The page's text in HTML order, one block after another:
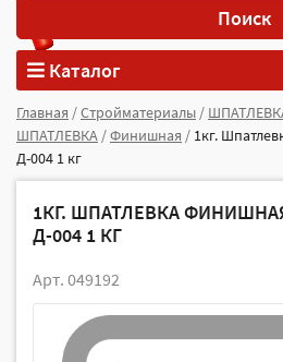
Поиск
Каталог
Главная /Стройматериалы /
ШПАТЛЕВКА /Финишная / 1кг.
Д-004 1 кг
1КГ. ШПАТЛЕВКА
Д-004 1 КГ
Арт. 049192